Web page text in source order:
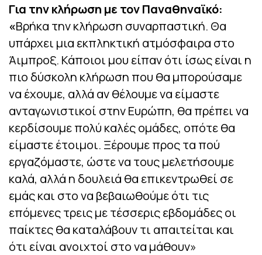
Για την κλήρωση με τον Παναθηναϊκό:
«Βρήκα την κλήρωση συναρπαστική. Θα
υπάρχει μια εκπληκτική ατμόσφαιρα στο
Άιμπροξ. Κάποιοι μου είπαν ότι ίσως είναι η
πιο δύσκολη κλήρωση που θα μπορούσαμε
να έχουμε, αλλά αν θέλουμε να είμαστε
ανταγωνιστικοί στην Ευρώπη, θα πρέπει να
κερδίσουμε πολύ καλές ομάδες, οπότε θα
είμαστε έτοιμοι. Ξέρουμε προς τα πού
εργαζόμαστε, ώστε να τους μελετήσουμε
καλά, αλλά η δουλειά θα επικεντρωθεί σε
εμάς και στο να βεβαιωθούμε ότι τις
επόμενες τρεις με τέσσερις εβδομάδες οι
παίκτες θα καταλάβουν τι απαιτείται και
ότι είναι ανοιχτοί στο να μάθουν»